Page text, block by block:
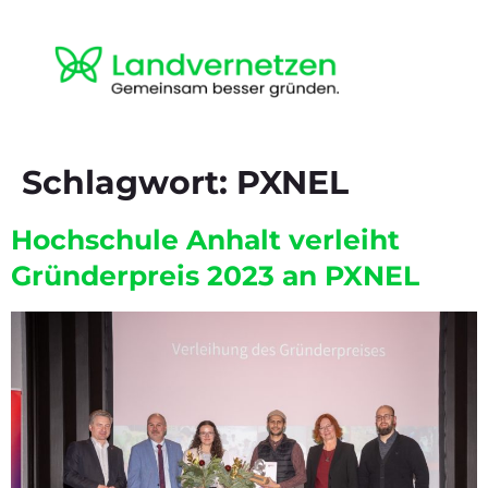
Schlagwort: PXNEL
Hochschule Anhalt verleiht
Gründerpreis 2023 an PXNEL